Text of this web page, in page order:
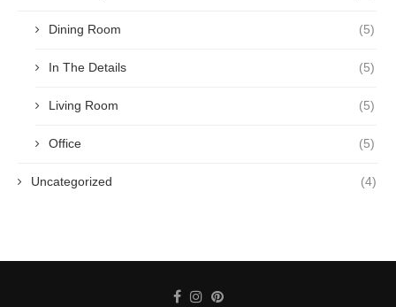
Dining Room (5)
In The Details (5)
Living Room (5)
Office (5)
Uncategorized (4)